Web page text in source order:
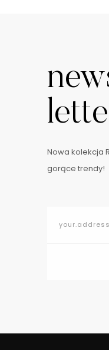
Nowa kolekcja
gorące trendy!